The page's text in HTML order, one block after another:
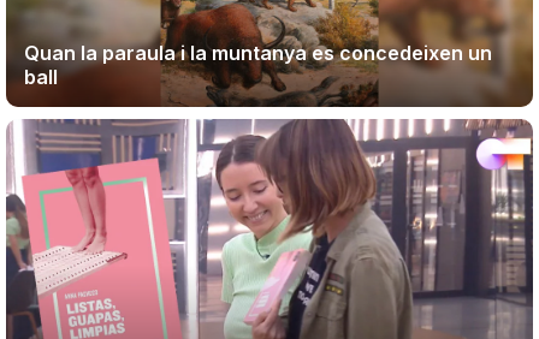
Quan la paraula i la muntanya es concedeixen un
ball